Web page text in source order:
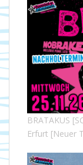
BRATAKUS
Erfurt [Neuer